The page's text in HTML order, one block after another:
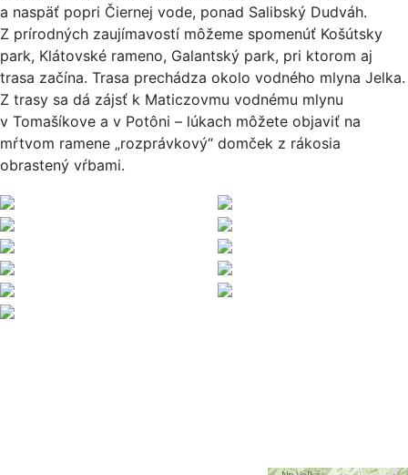
a naspäť popri Čiernej vode, ponad Salibský Dudváh.
Z prírodných zaujímavostí môžeme spomenúť Košútsky
park, Klátovské rameno, Galantský park, pri ktorom aj
trasa začína. Trasa prechádza okolo vodného mlyna Jelka.
Z trasy sa dá zájsť k Maticzovmu vodnému mlynu
v Tomašíkove a v Potôni – lúkach môžete objaviť na
mŕtvom ramene „rozprávkový“ domček z rákosia
obrastený vŕbami.